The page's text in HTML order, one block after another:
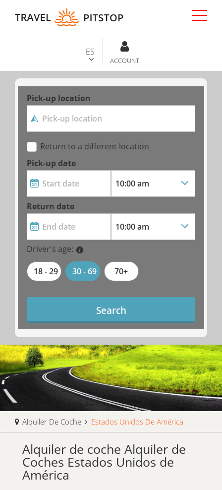
ES
ACCOUNT
Pick-up location
Return to a different location
Pick-up date
Return date
Driver's age:
18 - 29 30 - 69 70+
Search
Alquiler De Coche Estados Unidos De América
Alquiler de coche Alquiler de
Coches Estados Unidos de
América